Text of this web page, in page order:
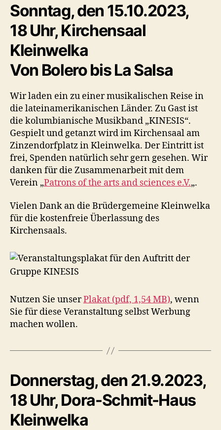
Sonntag, den 15.10.2023,
18 Uhr, Kirchensaal
Kleinwelka
Von Bolero bis La Salsa
Wir laden ein zu einer musikalischen Reise in
die lateinamerikanischen Länder. Zu Gast ist
die kolumbianische Musikband „KINESIS“.
Gespielt und getanzt wird im Kirchensaal am
Zinzendorfplatz in Kleinwelka. Der Eintritt ist
frei, Spenden natürlich sehr gern gesehen. Wir
danken für die Zusammenarbeit mit dem
Verein „Patrons of the arts and sciences e.V.„.
Vielen Dank an die Brüdergemeine Kleinwelka
für die kostenfreie Überlassung des
Kirchensaals.
Nutzen Sie unserPlakat (pdf, 1,54 MB), wenn
Sie für diese Veranstaltung selbst Werbung
machen wollen.
Donnerstag, den 21.9.2023,
18 Uhr, Dora-Schmit-Haus
Kleinwelka